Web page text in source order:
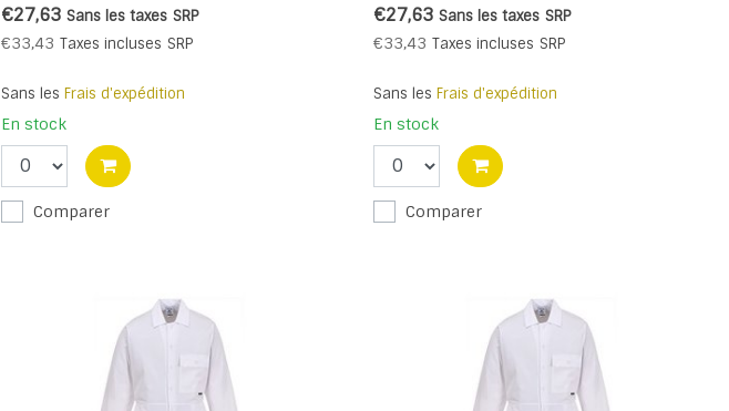
€27,63 Sans les taxes SRP
€33,43 Taxes incluses SRP
Sans les Frais d'expédition
En stock
Comparer
€27,63 Sans les taxes SRP
€33,43 Taxes incluses SRP
Sans les Frais d'expédition
En stock
Comparer